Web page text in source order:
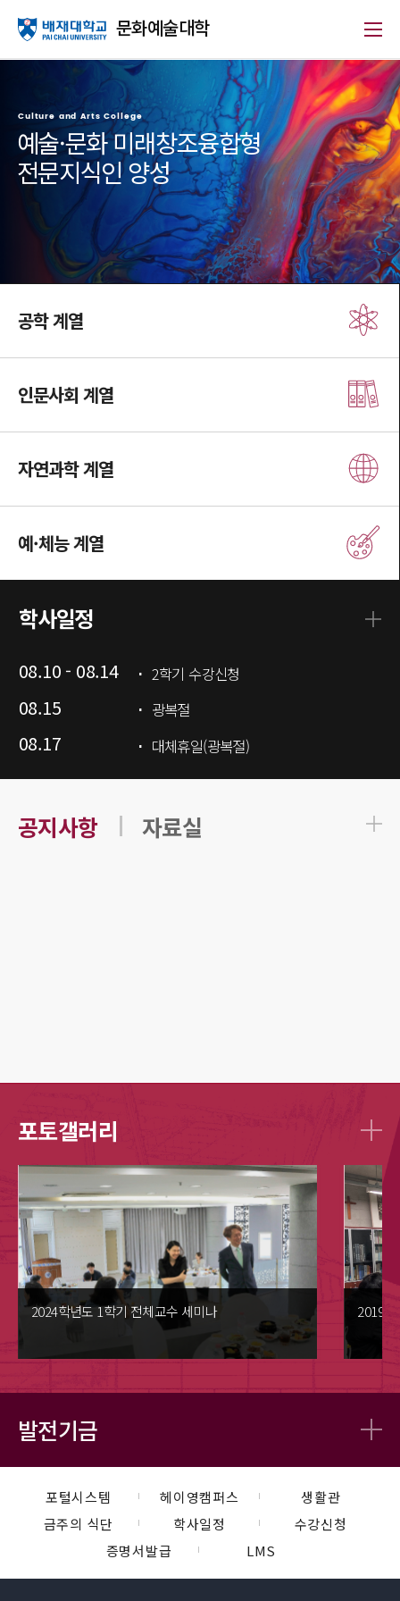
문화예술대학
Culture and Arts College
예술·문화 미래창조융합형
전문지식인 양성
공학 계열
인문사회 계열
자연과학 계열
예·체능 계열
학사일정
08.10 - 08.14 2학기 수강신청
08.15 광복절
08.17 대체휴일(광복절)
공지사항 자료실
포토갤러리
2024학년도 1학기 전체교수 세미나 2019
발전기금
포털시스템 헤이영캠퍼스
생활관
금주의 식단
학사일정
수강신청
증명서발급
LMS